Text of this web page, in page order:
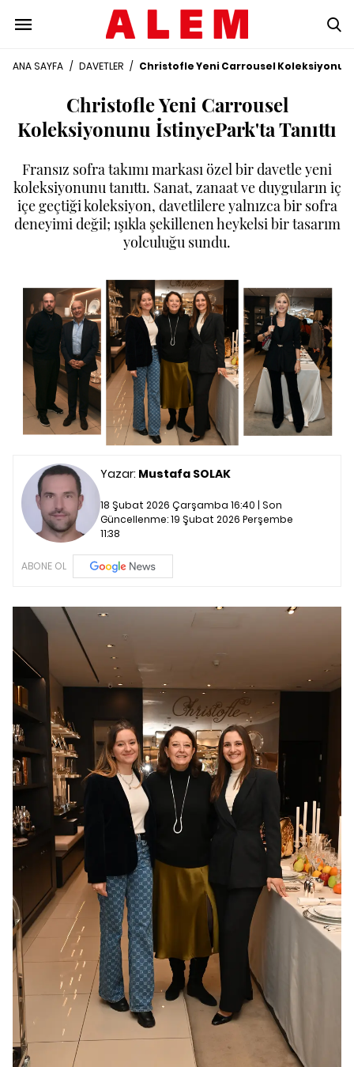
ANA SAYFA / DAVETLER / Christofle Yeni Carrousel
Christofle Yeni Carrousel
Koleksiyonunu İstinyePark'ta Tanıttı
Fransız sofra takımı markası özel bir davetle yeni
koleksiyonunu tanıttı. Sanat, zanaat ve duyguların iç
içe geçtiği koleksiyon, davetlilere yalnızca bir sofra
deneyimi değil; ışıkla şekillenen heykelsi bir tasarım
yolculuğu sundu.
Yazar: Mustafa SOLAK
18 Şubat 2026 Çarşamba 16:40 | Son
Güncellenme:19 Şubat 2026 Perşembe
11:38
ABONE OL